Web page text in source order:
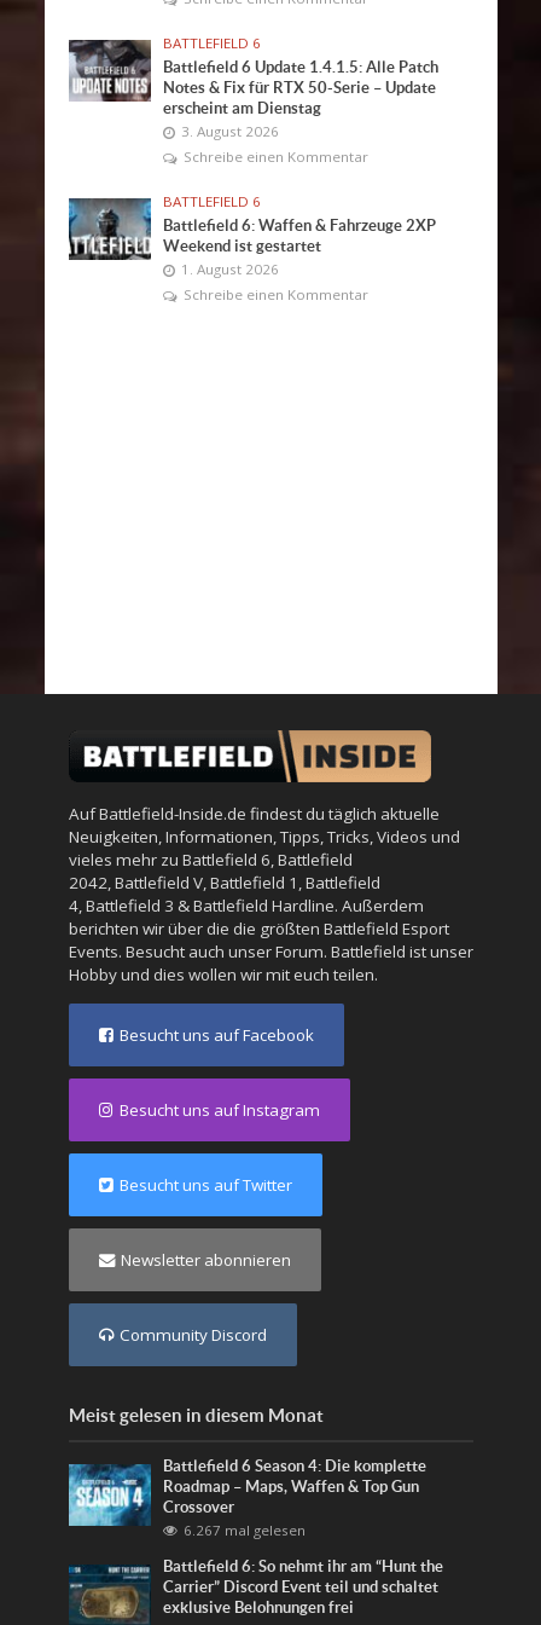
BATTLEFIELD 6
Battlefield 6 Update 1.4.1.5: Alle Patch
Notes & Fix für RTX 50-Serie – Update
erscheint am Dienstag
3. August 2026
Schreibe einen Kommentar
BATTLEFIELD 6
Battlefield 6: Waffen & Fahrzeuge 2XP
Weekend ist gestartet
1. August 2026
Schreibe einen Kommentar
Auf Battlefield-Inside.de findest du täglich aktuelle
Neuigkeiten, Informationen, Tipps, Tricks, Videos und
vieles mehr zu Battlefield 6,Battlefield
2042,Battlefield V,Battlefield 1 ,Battlefield
4,Battlefield 3 &Battlefield Hardline. Außerdem
berichten wir über die die größten Battlefield Esport
Events. Besucht auch unserForum. Battlefield ist unser
Hobby und dies wollen wir mit euch teilen.
Besucht uns auf Facebook
Besucht uns auf Instagram
Besucht uns auf Twitter
Newsletter abonnieren
Community Discord
Meist gelesen in diesem Monat
Battlefield 6 Season 4: Die komplette
Roadmap – Maps, Waffen & Top Gun
Crossover
6.267 mal gelesen
Battlefield 6: So nehmt ihr am “Hunt the
Carrier” Discord Event teil und schaltet
exklusive Belohnungen frei